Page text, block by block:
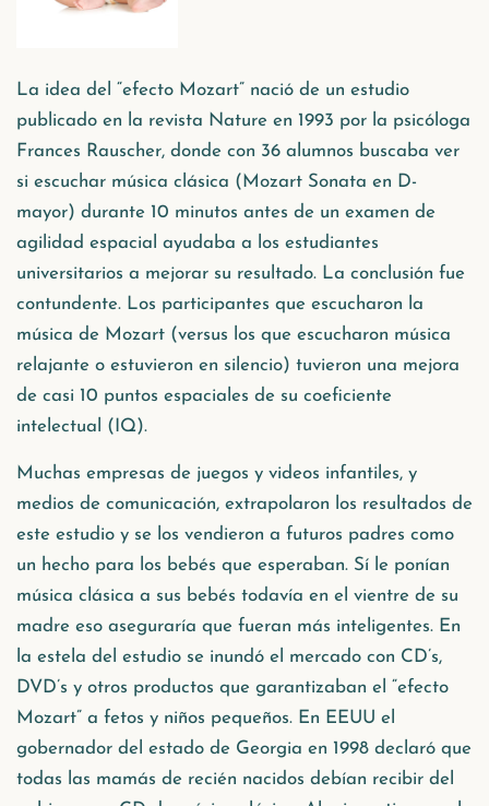
La idea del “efecto Mozart” nació de un estudio
publicado en la revista Nature en 1993 por la psicóloga
Frances Rauscher, donde con 36 alumnos buscaba ver
si escuchar música clásica (Mozart Sonata en D-
mayor) durante 10 minutos antes de un examen de
agilidad espacial ayudaba a los estudiantes
universitarios a mejorar su resultado. La conclusión fue
contundente. Los participantes que escucharon la
música de Mozart (versus los que escucharon música
relajante o estuvieron en silencio) tuvieron una mejora
de casi 10 puntos espaciales de su coeficiente
intelectual (IQ).
Muchas empresas de juegos y videos infantiles, y
medios de comunicación, extrapolaron los resultados de
este estudio y se los vendieron a futuros padres como
un hecho para los bebés que esperaban. Sí le ponían
música clásica a sus bebés todavía en el vientre de su
madre eso aseguraría que fueran más inteligentes. En
la estela del estudio se inundó el mercado con CD’s,
DVD’s y otros productos que garantizaban el “efecto
Mozart” a fetos y niños pequeños. En EEUU el
gobernador del estado de Georgia en 1998 declaró que
todas las mamás de recién nacidos debían recibir del